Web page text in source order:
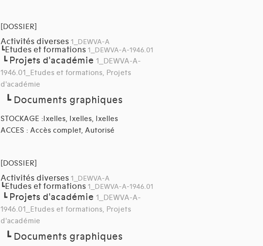
[DOSSIER]
Activités diverses 1_DEWVA-A
┗Etudes et formations 1_DEWVA-A-1946.01
┗ Projets d'académie 1_DEWVA-A-
1946.01_Etudes et formations, Projets
d'académie
┗Documents graphiques
STOCKAGE :Ixelles, Ixelles, Ixelles
ACCES : Accès complet, Autorisé
[DOSSIER]
Activités diverses 1_DEWVA-A
┗Etudes et formations 1_DEWVA-A-1946.01
┗ Projets d'académie 1_DEWVA-A-
1946.01_Etudes et formations, Projets
d'académie
┗Documents graphiques